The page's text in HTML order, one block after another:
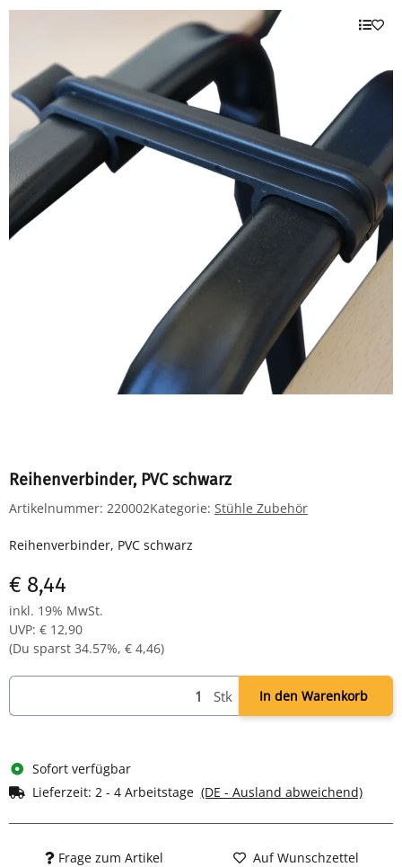
Reihenverbinder, PVC schwarz
Artikelnummer: 220002Kategorie: Stühle Zubehör
Reihenverbinder, PVC schwarz
€ 8,44
inkl. 19% MwSt.
UVP: € 12,90
(Du sparst 34.57%, € 4,46)
Stk In den Warenkorb
Sofort verfügbar
Lieferzeit: 2 - 4 Arbeitstage (DE - Ausland abweichend)
Frage zum Artikel Auf Wunschzettel